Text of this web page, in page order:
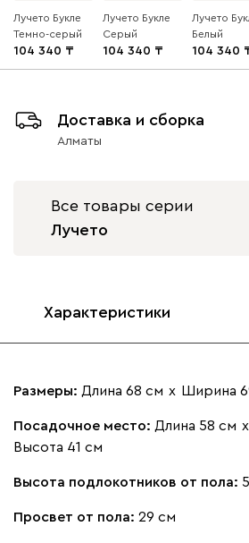
Лучето Букле
Темно-серый
104 340
Лучето Букле
Серый
104 340
Лучето
Белый
104 340
Доставка и сборка
Алматы
Все товары серии
Лучето
Характеристики
Размеры: Длина 68 см х Ширина
Посадочное место: Длина 58 см х
Высота 41 см
Высота подлокотников от пола:
Просвет от пола: 29 см